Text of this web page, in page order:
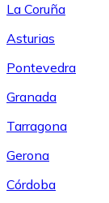
La Coruña
Asturias
Pontevedra
Granada
Tarragona
Gerona
Córdoba